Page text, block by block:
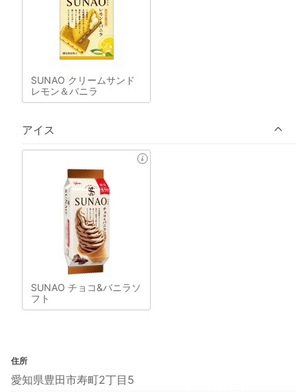
SUNAO クリームサンド
レモン＆バニラ
アイス
SUNAO チョコ&バニラソ
フト
住所
愛知県豊田市寿町2丁目5